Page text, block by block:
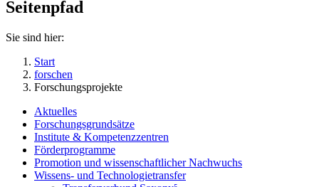
Seitenpfad
Sie sind hier:
Start
forschen
Forschungsprojekte
Aktuelles
Forschungsgrundsätze
Institute & Kompetenzzentren
Förderprogramme
Promotion und wissenschaftlicher Nachwuchs
Wissens- und Technologietransfer